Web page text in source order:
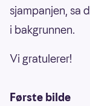
sjampanjen, sa
i bakgrunnen.
Vi gratulerer!
Første bilde